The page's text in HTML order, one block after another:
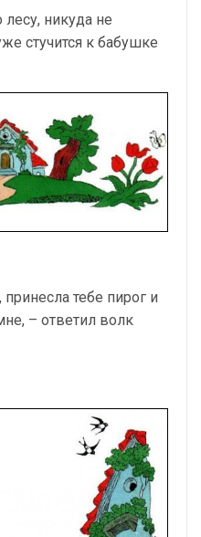
никуда не
стучится к бабушке
тебе пирог и
– ответил волк